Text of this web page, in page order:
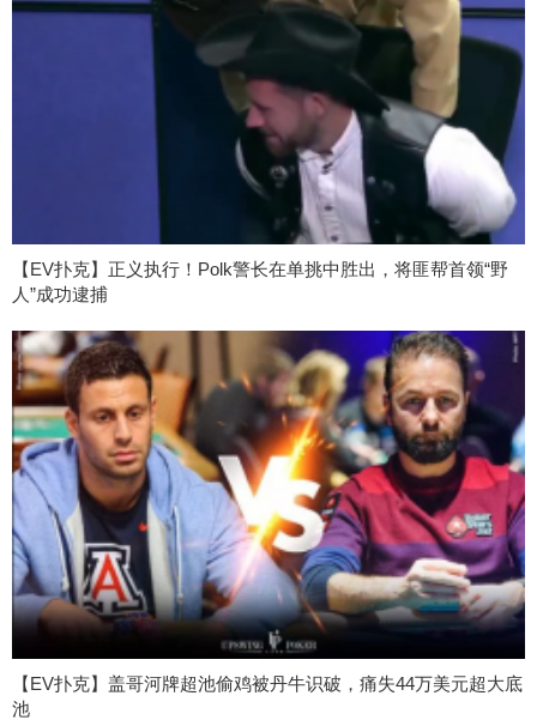
【EV扑克】正义执行！Polk警长在单挑中胜出，将匪帮首领“野
人”成功逮捕
【EV扑克】盖哥河牌超池偷鸡被丹牛识破，痛失44万美元超大底
池